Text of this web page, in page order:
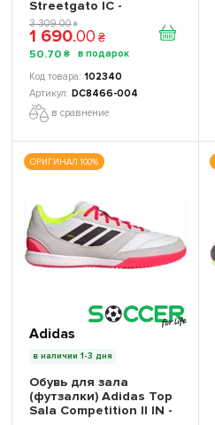
Streetgato IC -
Официальная
Продукция
3 309.00 ₴
1 690.00 ₴
50.70 ₴
102340
DC8466-004
в сравнение
ОРИГИНАЛ 100%
Adidas
в наличии 1-3 дня
Обувь для зала
(футзалки) Adidas Top
Sala Competition II IN -